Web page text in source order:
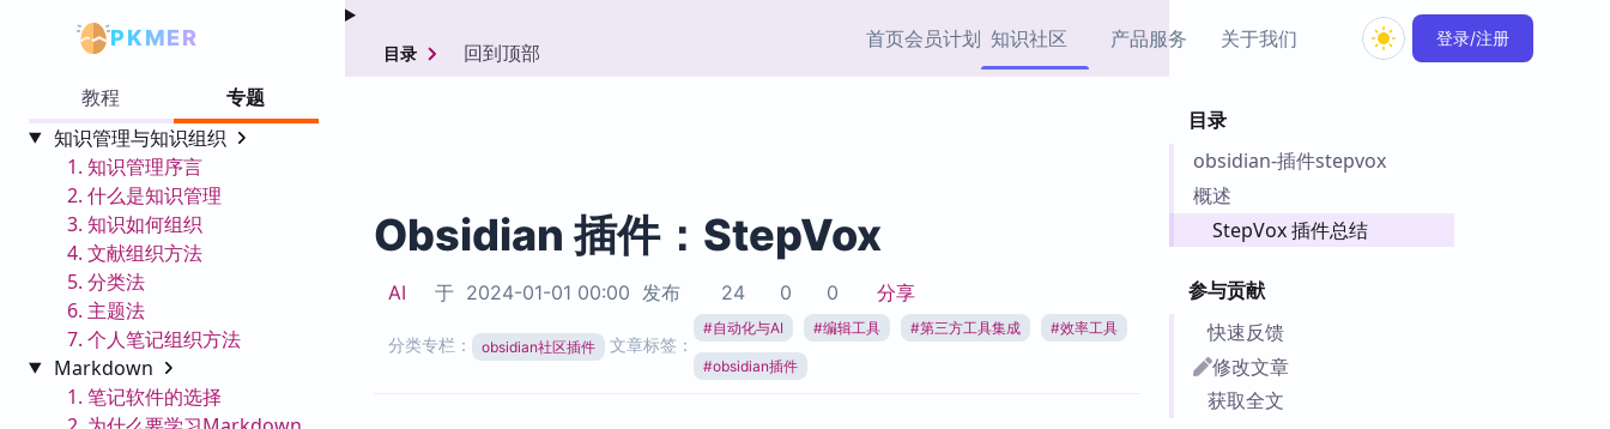
PKMER 首页会员计划 知识社区
热门链接Top5
产品服务
加速访问 Obsidian 官方
Zotero 插件
PKMer 出品的闪念笔记
插件
Obsidian 教程
关于我们 登录/注册
教程
专题
知识管理与知识组织
1. 知识管理序言
2. 什么是知识管理
3. 知识如何组织
4. 文献组织方法
5. 分类法
6. 主题法
7. 个人笔记组织方法
Markdown
1. 笔记软件的选择
目录
obsidian-插件stepvox
概述
StepVox 插件总结
参与贡献
快速反馈
修改文章
获取全文
目录 回到顶部
Obsidian 插件：StepVox
AI 于 2024-01-01 00:00 发布 24 0 0 分享
分类专栏： obsidian社区插件 文章标签：
#自动化与AI #编辑工具 #第三方工具集成 #效率工具
#obsidian插件